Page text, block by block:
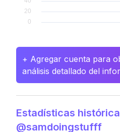
+ Agregar cuenta para
análisis detallado del
Estadísticas
@samdoingstufff